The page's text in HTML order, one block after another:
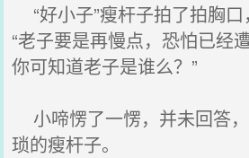
“好小子”瘦杆子拍了拍胸口
“老子要是再慢点，恐怕已经
你可知道老子是谁么？”
小啼愣了一愣，并未回答
琐的瘦杆子。